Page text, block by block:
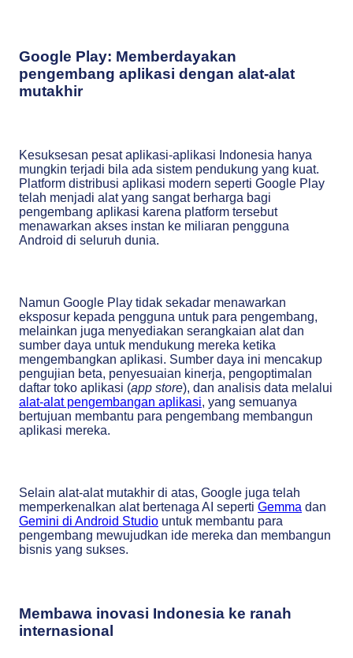
Google Play: Memberdayakan
pengembang aplikasi dengan alat-alat
mutakhir
Kesuksesan pesat aplikasi-aplikasi Indonesia hanya
mungkin terjadi bila ada sistem pendukung yang kuat.
Platform distribusi aplikasi modern seperti Google Play
telah menjadi alat yang sangat berharga bagi
pengembang aplikasi karena platform tersebut
menawarkan akses instan ke miliaran pengguna
Android di seluruh dunia.
Namun Google Play tidak sekadar menawarkan
eksposur kepada pengguna untuk para pengembang,
melainkan juga menyediakan serangkaian alat dan
sumber daya untuk mendukung mereka ketika
mengembangkan aplikasi. Sumber daya ini mencakup
pengujian beta, penyesuaian kinerja, pengoptimalan
daftar toko aplikasi (app store), dan analisis data melalui
alat-alat pengembangan aplikasi, yang semuanya
bertujuan membantu para pengembang membangun
aplikasi mereka.
Selain alat-alat mutakhir di atas, Google juga telah
memperkenalkan alat bertenaga AI seperti Gemma dan
Gemini di Android Studio untuk membantu para
pengembang mewujudkan ide mereka dan membangun
bisnis yang sukses.
Membawa inovasi Indonesia ke ranah
internasional